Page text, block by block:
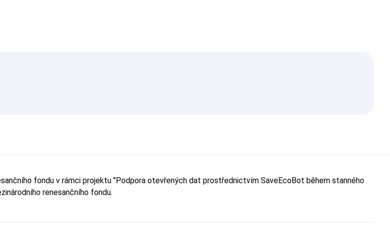
fondu v rámci projektu "Podpora otevřených dat prostřednictvím SaveEcoBot během stanného
renesančního fondu.